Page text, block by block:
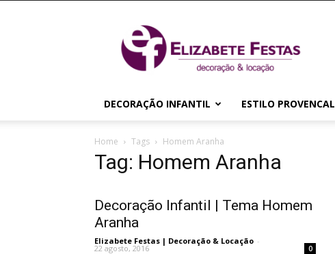
Elizabete
Festas
|
Decoração
Locação
DECORAÇÃO INFANTIL ESTILO PROVENCAL
Home Tags Homem Aranha
Tag: Homem Aranha
Decoração Infantil | Tema Homem
Aranha
Elizabete Festas | Decoração & Locação -
22 agosto, 2016 0